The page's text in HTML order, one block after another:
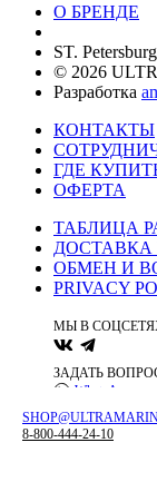
8-800-444-24-10
8-800-444-24-10
О БРЕНДЕ
ST. Petersburg
© 2026
Разработка
КОНТАКТЫ
ГДЕ
ОФЕРТА
ТАБЛИЦА
ДОСТАВКА
ОБМЕН И
PRIVACY
МЫ В
ЗАДАТЬ
WhatsApp
ST. Petersburg